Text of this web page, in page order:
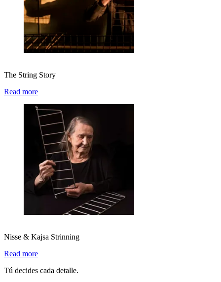
The String Story
Read more
Nisse & Kajsa Strinning
Read more
Tú decides cada detalle.